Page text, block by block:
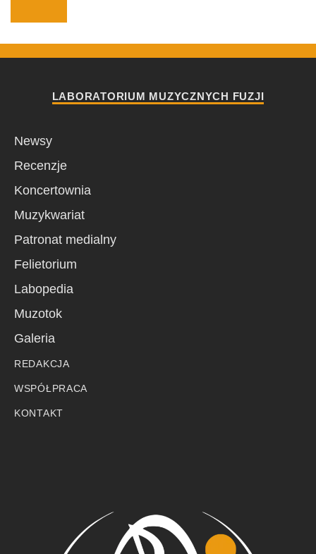
LABORATORIUM MUZYCZNYCH FUZJI
Newsy
Recenzje
Koncertownia
Muzykwariat
Patronat medialny
Felietorium
Labopedia
Muzotok
Galeria
REDAKCJA
WSPÓŁPRACA
KONTAKT